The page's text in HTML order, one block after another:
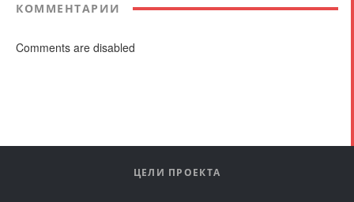
КОММЕНТАРИИ
Comments are disabled
ЦЕЛИ ПРОЕКТА